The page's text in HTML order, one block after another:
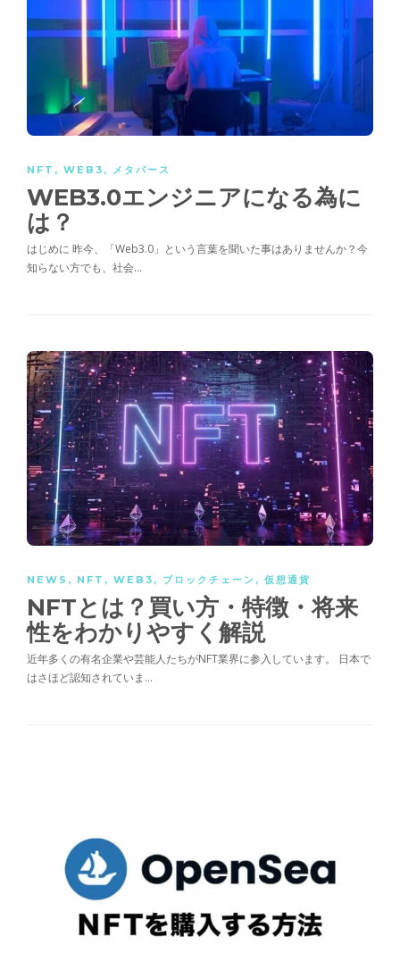
NFT , WEB3 , メタバース
WEB3.0エンジニアになる為に
は？
はじめに 昨今、「Web3.0」という言葉を聞いた事はありませんか？今
知らない方でも、社会…
NEWS , NFT , WEB3 , ブロックチェーン , 仮想通貨
NFTとは？買い方・特徴・将来
性をわかりやすく解説
近年多くの有名企業や芸能人たちがNFT業界に参入しています。 日本で
はさほど認知されていま…